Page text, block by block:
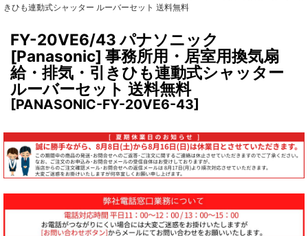
きひも連動式シャッター ルーバーセット 送料無料
FY-20VE6/43 パナソニック
[Panasonic] 事務所用・居室用換気扇
給・排気・引きひも連動式シャッター
ルーバーセット 送料無料
[PANASONIC-FY-20VE6-43]